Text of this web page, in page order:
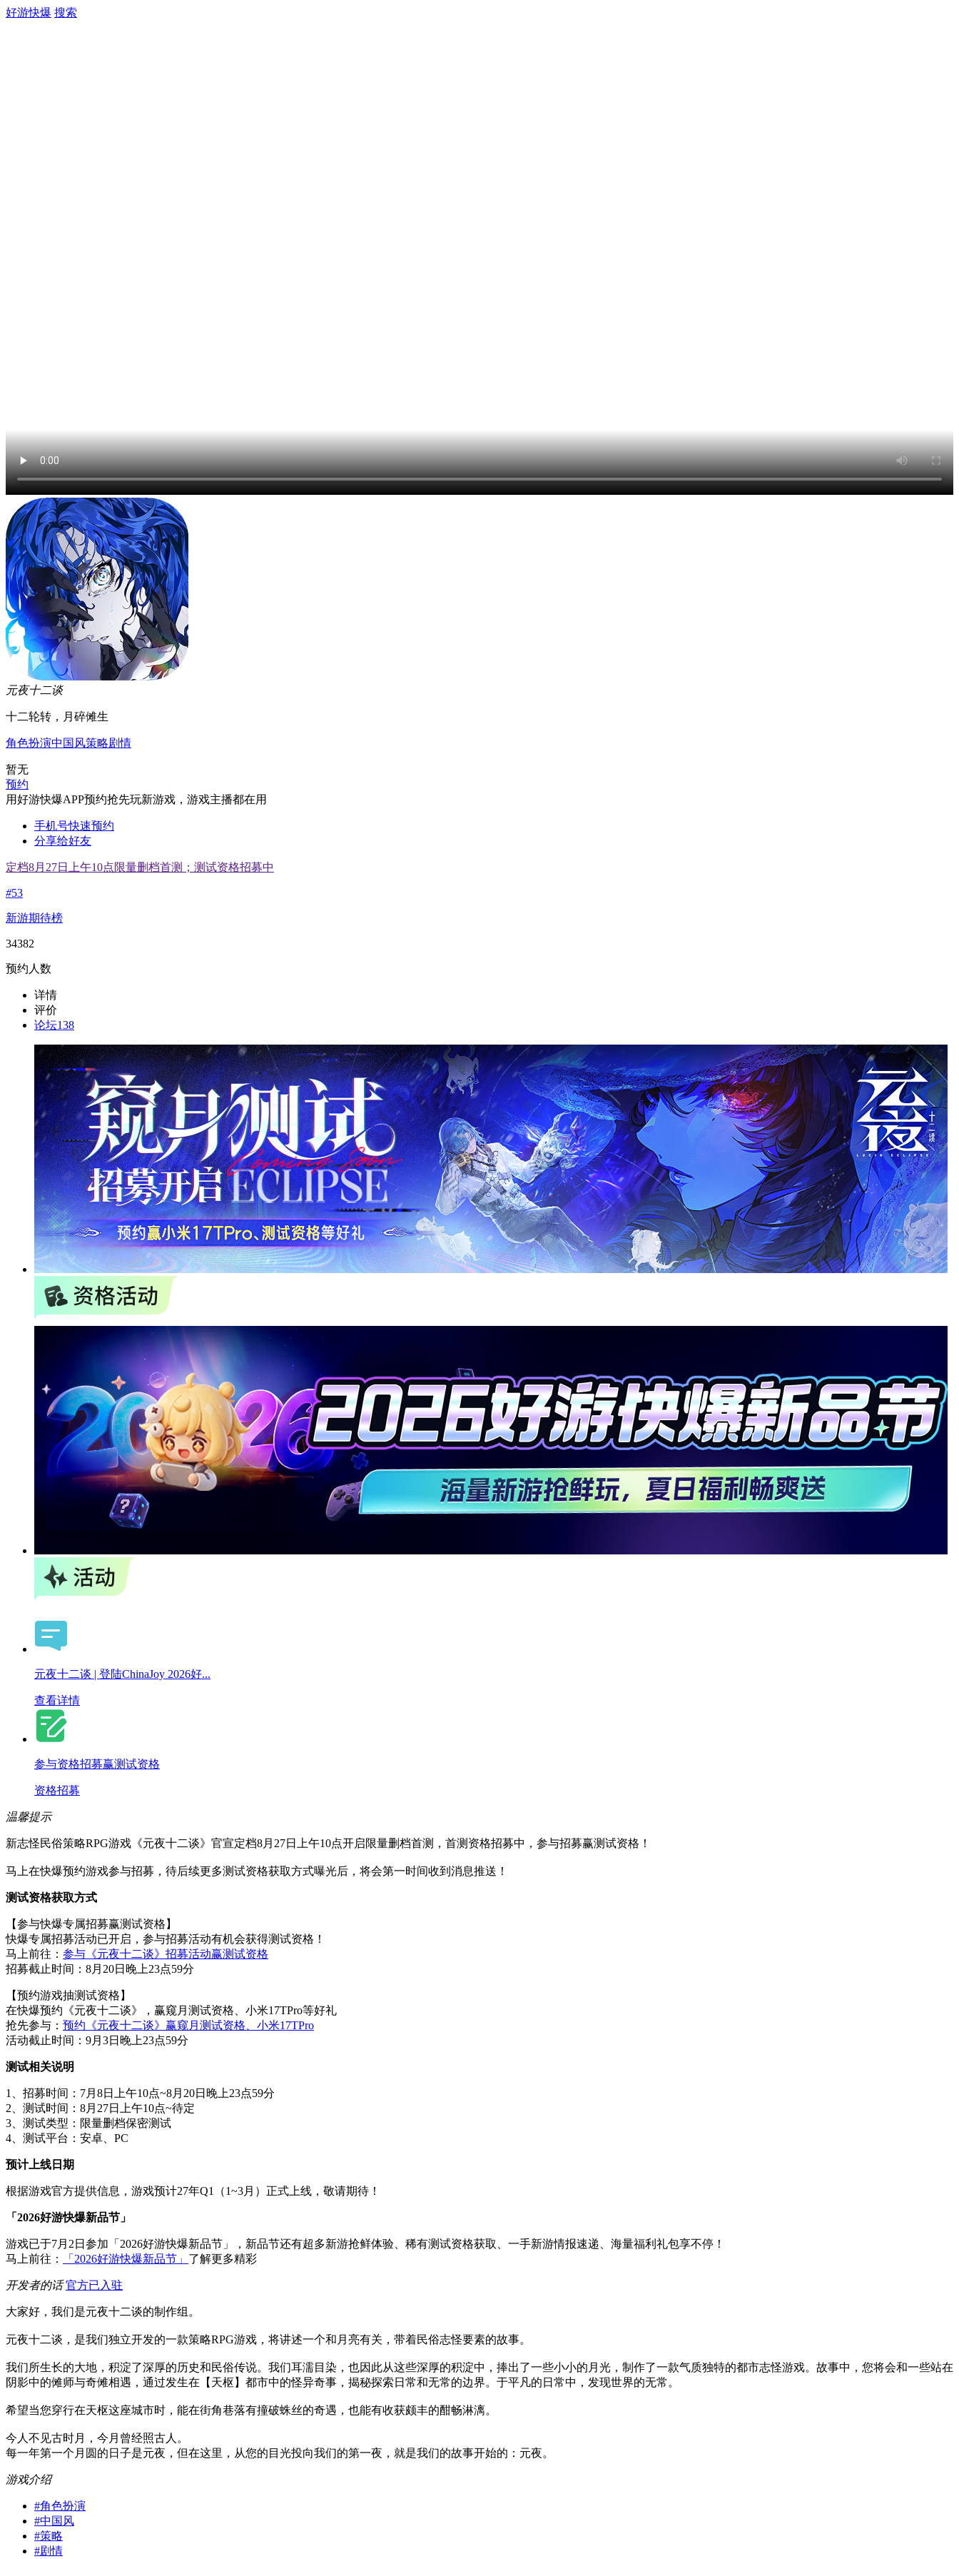
好游快爆 搜索
元夜十二谈
十二轮转，月碎傩生
角色扮演中国风策略剧情
暂无
预约
用好游快爆APP预约抢先玩新游戏，游戏主播都在用
手机号快速预约
分享给好友
定档8月27日上午10点限量删档首测；测试资格招募中
#53
新游期待榜
34382
预约人数
详情
评价
论坛138
元夜十二谈 | 登陆ChinaJoy 2026好...
查看详情
参与资格招募赢测试资格
资格招募
温馨提示
新志怪民俗策略RPG游戏《元夜十二谈》官宣定档8月27日上午10点开启限量删档首测，首测资格招募中，参与招募赢测试资格！
马上在快爆预约游戏参与招募，待后续更多测试资格获取方式曝光后，将会第一时间收到消息推送！
测试资格获取方式
【参与快爆专属招募赢测试资格】
快爆专属招募活动已开启，参与招募活动有机会获得测试资格！
马上前往： 参与《元夜十二谈》招募活动赢测试资格
招募截止时间：8月20日晚上23点59分
【预约游戏抽测试资格】
在快爆预约《元夜十二谈》，赢窥月测试资格、小米17TPro等好礼
抢先参与： 预约《元夜十二谈》赢窥月测试资格、小米17TPro
活动截止时间：9月3日晚上23点59分
测试相关说明
1、招募时间：7月8日上午10点~8月20日晚上23点59分
2、测试时间：8月27日上午10点~待定
3、测试类型：限量删档保密测试
4、测试平台：安卓、PC
预计上线日期
根据游戏官方提供信息，游戏预计27年Q1（1~3月）正式上线，敬请期待！
「2026好游快爆新品节」
游戏已于7月2日参加「2026好游快爆新品节」，新品节还有超多新游抢鲜体验、稀有测试资格获取、一手新游情报速递、海量福利礼包享不停！
马上前往：
「2026好游快爆新品节」 了解更多精彩
开发者的话 官方已入驻
大家好，我们是元夜十二谈的制作组。
元夜十二谈，是我们独立开发的一款策略RPG游戏，将讲述一个和月亮有关，带着民俗志怪要素的故事。
我们所生长的大地，积淀了深厚的历史和民俗传说。我们耳濡目染，也因此从这些深厚的积淀中，捧出了一些小小的月光，制作了一款气质独特的都市志怪游戏。故事中，您将会和一些站在
阴影中的傩师与奇傩相遇，通过发生在【天枢】都市中的怪异奇事，揭秘探索日常和无常的边界。于平凡的日常中，发现世界的无常。
希望当您穿行在天枢这座城市时，能在街角巷落有撞破蛛丝的奇遇，也能有收获颇丰的酣畅淋漓。
今人不见古时月，今月曾经照古人。
每一年第一个月圆的日子是元夜，但在这里，从您的目光投向我们的第一夜，就是我们的故事开始的：元夜。
游戏介绍
#角色扮演
#中国风
#策略
#剧情